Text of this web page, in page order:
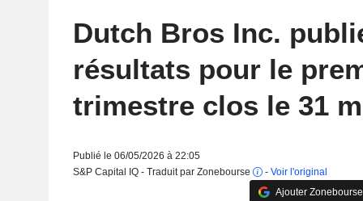
Dutch Bros Inc.
résultats pour le
trimestre clos le 31
Publié le 06/05/2026 à 22:05
S&P Capital IQ - Traduit par Zonebourse
- Voir l'original
Ajouter